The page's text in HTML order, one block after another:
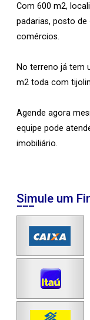
Com 600 m2,
padarias, posto
comércios.
No terreno já tem
m2 toda com
Agende agora
equipe pode
imobiliário.
Simule um